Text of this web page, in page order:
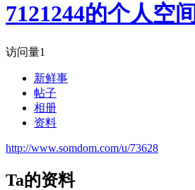
7121244的个人空间
访问量1
新鲜事
帖子
相册
资料
http://www.somdom.com/u/73628
Ta的资料